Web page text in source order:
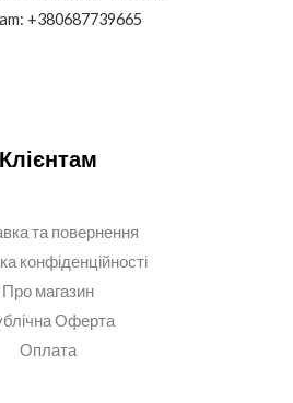
+380687739665
Клієнтам
та повернення
конфіденційності
Про магазин
Оферта
Оплата